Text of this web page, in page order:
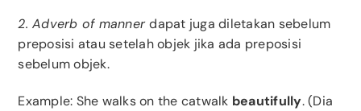
2. Adverb of mannerdapat juga diletakan sebelum
preposisi atau setelah objek jika ada preposisi
sebelum objek.
Example: She walks on the catwalk beautifully. (Dia